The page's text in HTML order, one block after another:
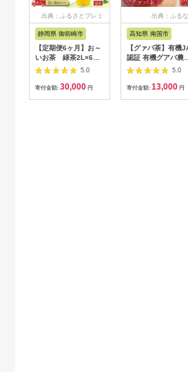
出典：ふるさとプレミ
静岡県 御前崎市
【定期便6ヶ月】お～
いお茶 緑茶2L×6本
［おーいお茶 ペット
ボトル 2リットル ケ
ース 箱 伊藤園 静岡］
5.0
寄付金額: 30,000 円
出典：ふる
高知県 南国市
【グァバ茶】有機
認証 有機グアバ農園
の土佐國グァバ茶
（2g×30包）国産有
栽培の葉100％
5.0
寄付金額: 13,000 円